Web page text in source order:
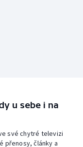
u sebe i na
své chytré televizi
přenosy, články a